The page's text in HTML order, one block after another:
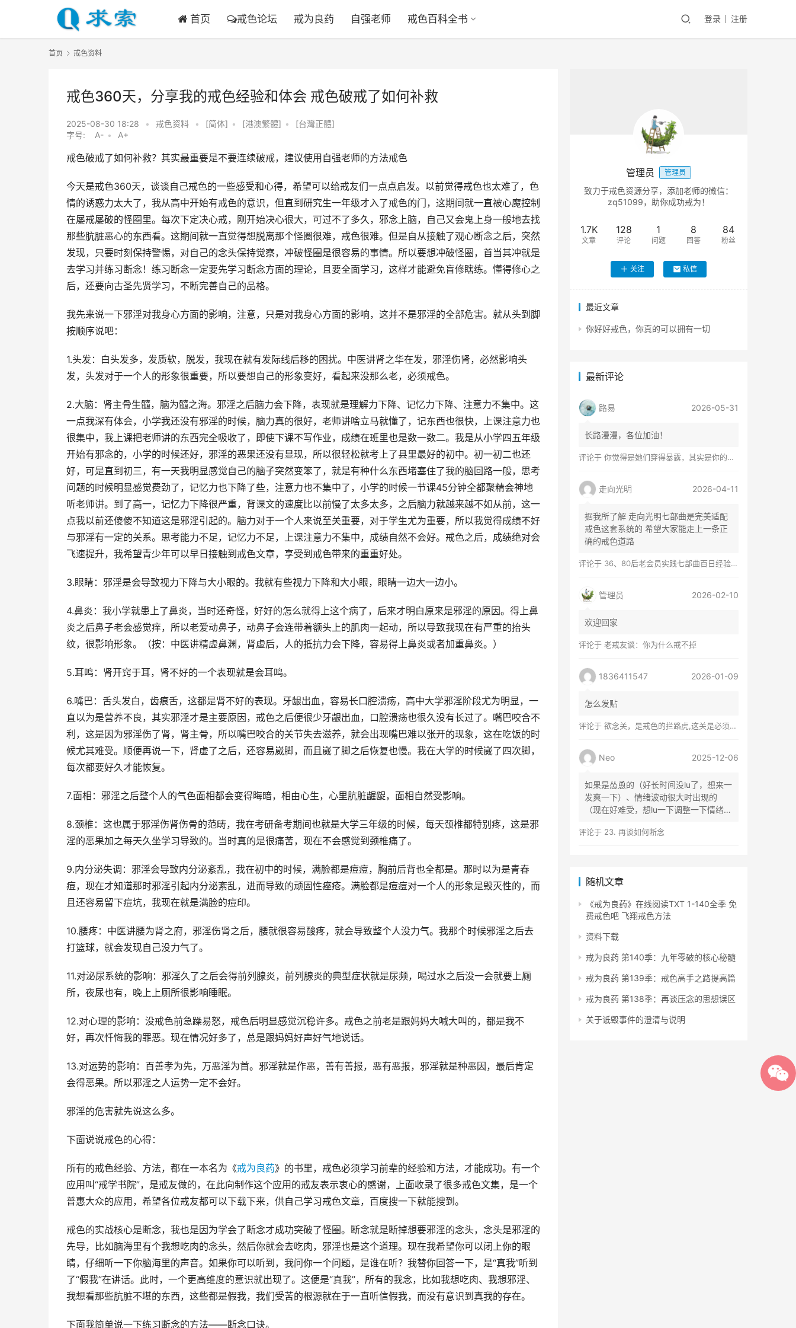
首页 戒色论坛 戒为良药 自强老师 戒色百科全书 登录 注册
首页 戒色资料
戒色360天，分享我的戒色经验和体会 戒色破戒了如何补救
2025-08-30 18:28 • 戒色资料 • [简体] • [港澳繁體] •
[台灣正體]
字号:
A- • A+
戒色破戒了如何补救？其实最重要是不要连续破戒，建议使用自强老师的方法戒色
今天是戒色360天，谈谈自己戒色的一些感受和心得，希望可以给戒友们一点点启发。以前觉得戒色也太难了，色
情的诱惑力太大了，我从高中开始有戒色的意识，但直到研究生一年级才入了戒色的门，这期间就一直被心魔控制
在屡戒屡破的怪圈里。每次下定决心戒，刚开始决心很大，可过不了多久，邪念上脑，自己又会鬼上身一般地去找
那些肮脏恶心的东西看。这期间就一直觉得想脱离那个怪圈很难，戒色很难。但是自从接触了观心断念之后，突然
发现，只要时刻保持警惕，对自己的念头保持觉察，冲破怪圈是很容易的事情。所以要想冲破怪圈，首当其冲就是
去学习并练习断念！练习断念一定要先学习断念方面的理论，且要全面学习，这样才能避免盲修瞎练。懂得修心之
后，还要向古圣先贤学习，不断完善自己的品格。
我先来说一下邪淫对我身心方面的影响，注意，只是对我身心方面的影响，这并不是邪淫的全部危害。就从头到脚
按顺序说吧：
1.头发：白头发多，发质软，脱发，我现在就有发际线后移的困扰。中医讲肾之华在发，邪淫伤肾，必然影响头
发，头发对于一个人的形象很重要，所以要想自己的形象变好，看起来没那么老，必须戒色。
2.大脑：肾主骨生髓，脑为髓之海。邪淫之后脑力会下降，表现就是理解力下降、记忆力下降、注意力不集中。这
一点我深有体会，小学我还没有邪淫的时候，脑力真的很好，老师讲啥立马就懂了，记东西也很快，上课注意力也
很集中，我上课把老师讲的东西完全吸收了，即使下课不写作业，成绩在班里也是数一数二。我是从小学四五年级
开始有邪念的，小学的时候还好，邪淫的恶果还没有显现，所以很轻松就考上了县里最好的初中。初一初二也还
好，可是直到初三，有一天我明显感觉自己的脑子突然变笨了，就是有种什么东西堵塞住了我的脑回路一般，思考
问题的时候明显感觉费劲了，记忆力也下降了些，注意力也不集中了，小学的时候一节课45分钟全都聚精会神地
听老师讲。到了高一，记忆力下降很严重，背课文的速度比以前慢了太多太多，之后脑力就越来越不如从前，这一
点我以前还傻傻不知道这是邪淫引起的。脑力对于一个人来说至关重要，对于学生尤为重要，所以我觉得成绩不好
与邪淫有一定的关系。思考能力不足，记忆力不足，上课注意力不集中，成绩自然不会好。戒色之后，成绩绝对会
飞速提升，我希望青少年可以早日接触到戒色文章，享受到戒色带来的重重好处。
3.眼睛：邪淫是会导致视力下降与大小眼的。我就有些视力下降和大小眼，眼睛一边大一边小。
4.鼻炎：我小学就患上了鼻炎，当时还奇怪，好好的怎么就得上这个病了，后来才明白原来是邪淫的原因。得上鼻
炎之后鼻子老会感觉痒，所以老爱动鼻子，动鼻子会连带着额头上的肌肉一起动，所以导致我现在有严重的抬头
纹，很影响形象。（按：中医讲精虚鼻渊，肾虚后，人的抵抗力会下降，容易得上鼻炎或者加重鼻炎。）
5.耳鸣：肾开窍于耳，肾不好的一个表现就是会耳鸣。
6.嘴巴：舌头发白，齿痕舌，这都是肾不好的表现。牙龈出血，容易长口腔溃疡，高中大学邪淫阶段尤为明显，一
直以为是营养不良，其实邪淫才是主要原因，戒色之后便很少牙龈出血，口腔溃疡也很久没有长过了。嘴巴咬合不
利，这是因为邪淫伤了肾，肾主骨，所以嘴巴咬合的关节失去滋养，就会出现嘴巴难以张开的现象，这在吃饭的时
候尤其难受。顺便再说一下，肾虚了之后，还容易崴脚，而且崴了脚之后恢复也慢。我在大学的时候崴了四次脚，
每次都要好久才能恢复。
7.面相：邪淫之后整个人的气色面相都会变得晦暗，相由心生，心里肮脏龌龊，面相自然受影响。
8.颈椎：这也属于邪淫伤肾伤骨的范畴，我在考研备考期间也就是大学三年级的时候，每天颈椎都特别疼，这是邪
淫的恶果加之每天久坐学习导致的。当时真的是很痛苦，现在不会感觉到颈椎痛了。
9.内分泌失调：邪淫会导致内分泌紊乱，我在初中的时候，满脸都是痘痘，胸前后背也全都是。那时以为是青春
痘，现在才知道那时邪淫引起内分泌紊乱，进而导致的顽固性痤疮。满脸都是痘痘对一个人的形象是毁灭性的，而
且还容易留下痘坑，我现在就是满脸的痘印。
10.腰疼：中医讲腰为肾之府，邪淫伤肾之后，腰就很容易酸疼，就会导致整个人没力气。我那个时候邪淫之后去
打篮球，就会发现自己没力气了。
11.对泌尿系统的影响：邪淫久了之后会得前列腺炎，前列腺炎的典型症状就是尿频，喝过水之后没一会就要上厕
所，夜尿也有，晚上上厕所很影响睡眠。
12.对心理的影响：没戒色前急躁易怒，戒色后明显感觉沉稳许多。戒色之前老是跟妈妈大喊大叫的，都是我不
好，再次忏悔我的罪恶。现在情况好多了，总是跟妈妈好声好气地说话。
13.对运势的影响：百善孝为先，万恶淫为首。邪淫就是作恶，善有善报，恶有恶报，邪淫就是种恶因，最后肯定
会得恶果。所以邪淫之人运势一定不会好。
邪淫的危害就先说这么多。
下面说说戒色的心得：
所有的戒色经验、方法，都在一本名为《戒为良药》的书里，戒色必须学习前辈的经验和方法，才能成功。有一个
应用叫“戒学书院”，是戒友做的，在此向制作这个应用的戒友表示衷心的感谢，上面收录了很多戒色文集，是一个
普惠大众的应用，希望各位戒友都可以下载下来，供自己学习戒色文章，百度搜一下就能搜到。
戒色的实战核心是断念，我也是因为学会了断念才成功突破了怪圈。断念就是断掉想要邪淫的念头，念头是邪淫的
先导，比如脑海里有个我想吃肉的念头，然后你就会去吃肉，邪淫也是这个道理。现在我希望你可以闭上你的眼
睛，仔细听一下你脑海里的声音。如果你可以听到，我问你一个问题，是谁在听？我替你回答一下，是“真我”听到
了“假我”在讲话。此时，一个更高维度的意识就出现了。这便是“真我”，所有的我念，比如我想吃肉、我想邪淫、
我想看那些肮脏不堪的东西，这些都是假我，我们受苦的根源就在于一直听信假我，而没有意识到真我的存在。
下面我简单说一下练习断念的方法——断念口诀。
管理员 管理员
致力于戒色资源分享，添加老师的微信：
zq51099，助你成功戒为！
1.7K
文章
128
评论
1
问题
8
回答
84
粉丝
关注 私信
最近文章
你好好戒色，你真的可以拥有一切
最新评论
路易 2026-05-31
长路漫漫，各位加油！
评论于 你觉得是她们穿得暴露，其实是你的心在着火
走向光明 2026-04-11
据我所了解 走向光明七部曲是完美适配
戒色这套系统的 希望大家能走上一条正
确的戒色道路
评论于 36、80后老会员实践七部曲百日经验谈兼苦口忠言
管理员 2026-02-10
欢迎回家
评论于 老戒友谈：你为什么戒不掉
1836411547 2026-01-09
怎么发贴
评论于 欲念关，是戒色的拦路虎,这关是必须过的
Neo 2025-12-06
如果是怂恿的（好长时间没lu了，想来一
发爽一下）、情绪波动很大时出现的
（现在好难受，想lu一下调整一下情绪）
评论于 23. 再谈如何断念
随机文章
《戒为良药》在线阅读TXT 1-140全季 免
费戒色吧 飞翔戒色方法
资料下载
戒为良药 第140季：九年零破的核心秘髓
戒为良药 第139季：戒色高手之路提高篇
戒为良药 第138季：再谈压念的思想误区
关于诋毁事件的澄清与说明